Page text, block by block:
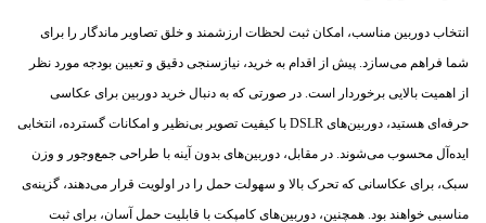
انتخاب دوربین مناسب، امکان ثبت لحظات ارزشمند و خلق تصاویر ماندگار را برای
شما فراهم می‌سازد. پیش از اقدام به خرید، نیازسنجی دقیق و تعیین بودجه مورد نظر
از اهمیت بالایی برخوردار است. در صورتی که به دنبال خرید دوربین برای عکاسی
حرفه‌ای هستید، دوربین‌های DSLR با کیفیت تصویر بی‌نظیر و امکانات گسترده، انتخابی
ایده‌آل محسوب می‌شوند. در مقابل، دوربین‌های بدون آینه با طراحی جمع‌وجور و وزن
سبک، برای عکاسانی که تحرک بالا و سهولت حمل را در اولویت قرار می‌دهند، گزینه‌ی
مناسبی خواهند بود. همچنین، دوربین‌های کامپکت با قابلیت حمل آسان، برای ثبت